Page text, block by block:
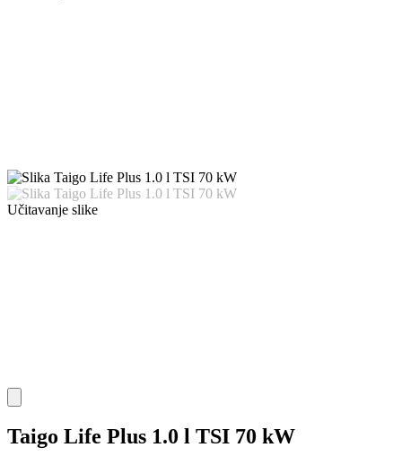
Učitavanje slike
Taigo Life Plus 1.0 l TSI 70 kW